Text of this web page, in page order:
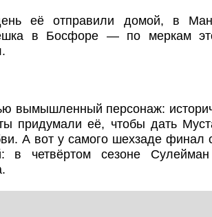
её отправили домой, в
в Босфоре — по меркам
вымышленный персонаж:
придумали её, чтобы дать
А вот у самого шехзаде финал
в четвёртом сезоне Сулейман